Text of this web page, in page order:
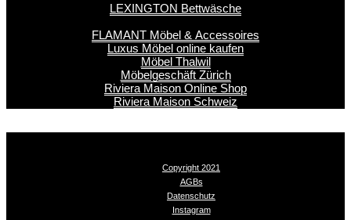
LEXINGTON Bettwäsche
FLAMANT Möbel & Accessoires
Luxus Möbel online kaufen
Möbel Thalwil
Möbelgeschäft Zürich
Riviera Maison Online Shop
Riviera Maison Schweiz
Copyright 2021
AGBs
Datenschutz
Instagram